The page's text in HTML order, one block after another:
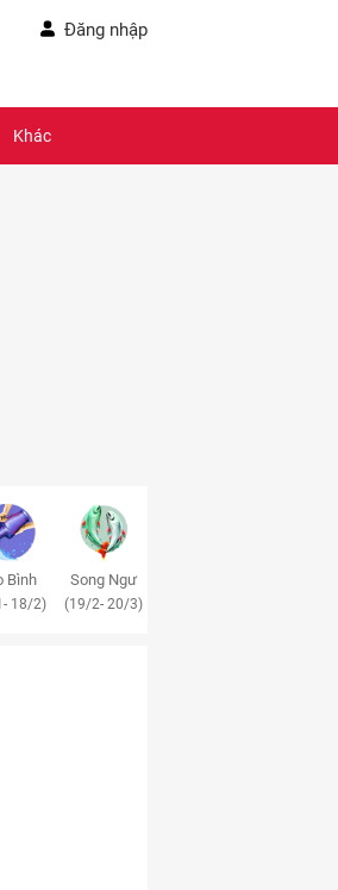
Đăng nhập
Khác
Bình
18/2)
Song Ngư
(19/2- 20/3)